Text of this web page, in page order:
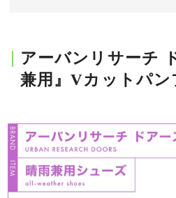
FOLLOW US
アーバンリサーチ
兼用』Vカットパン